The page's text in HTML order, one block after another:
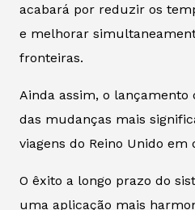
acabará por reduzir os
e melhorar
fronteiras.
Ainda assim, o lançamento
das mudanças mais
viagens do Reino Unido em
O êxito a longo prazo do
uma aplicação mais